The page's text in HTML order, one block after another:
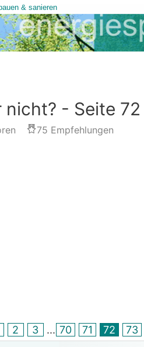
- Seite 72
75 Empfehlungen
2 3 ... 70 71 72 73